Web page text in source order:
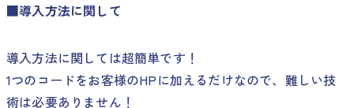
■導入方法に関して
導入方法に関しては超簡単です！
1つのコードをお客様のHPに加えるだけなので、難しい技
術は必要ありません！